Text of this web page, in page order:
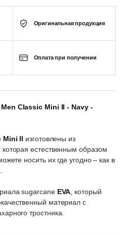
Оригинальная продукция
Оплата при получении
Men Classic Mini II - Navy -
Mini II изготовлены из
естественным образом
носить их где угодно – как в
sugarcane EVA, который
материал с
тростника.